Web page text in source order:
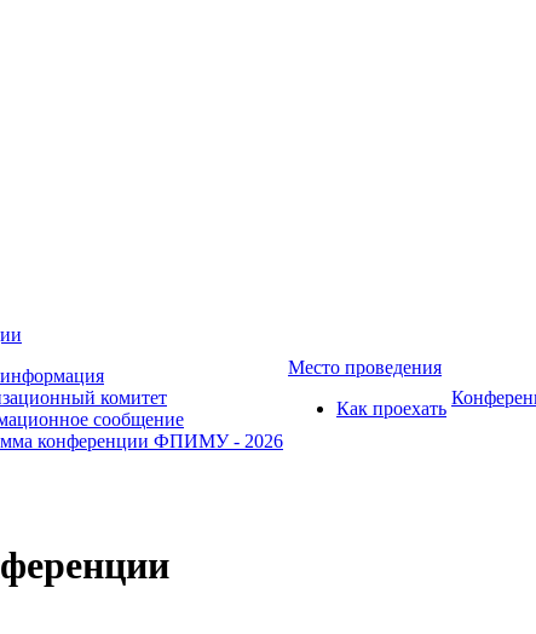
комитет
сообщение
конференции ФПИМУ - 2026
Место проведения
Как проехать